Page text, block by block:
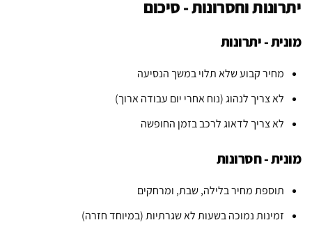
יתרונות וחסרונות - סיכום
מונית - יתרונות
מחיר קבוע שלא תלוי במשך הנסיעה
לא צריך לנהוג (נוח אחרי יום עבודה ארוך)
לא צריך לדאוג לרכב בזמן החופשה
מונית - חסרונות
תוספת מחיר בלילה, שבת, ומרחקים
זמינות נמוכה בשעות לא שגרתיות (במיוחד חזרה)